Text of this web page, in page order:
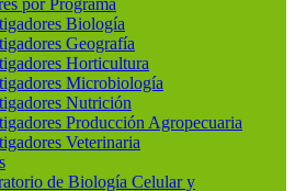
por Programa
Biología
Geografía
Horticultura
Microbiología
Nutrición
Producción Agropecuaria
Veterinaria
de Biología Celular y